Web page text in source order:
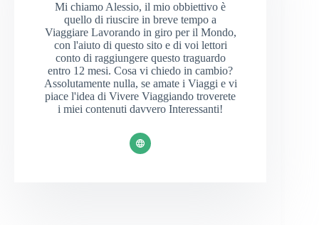
Mi chiamo Alessio, il mio obbiettivo è
quello di riuscire in breve tempo a
Viaggiare Lavorando in giro per il Mondo,
con l'aiuto di questo sito e di voi lettori
conto di raggiungere questo traguardo
entro 12 mesi. Cosa vi chiedo in cambio?
Assolutamente nulla, se amate i Viaggi e vi
piace l'idea di Vivere Viaggiando troverete
i miei contenuti davvero Interessanti!